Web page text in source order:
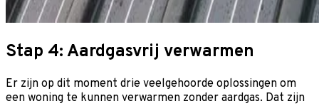
Stap 4: Aardgasvrij verwarmen
Er zijn op dit moment drie veelgehoorde oplossingen om
een woning te kunnen verwarmen zonder aardgas. Dat zijn